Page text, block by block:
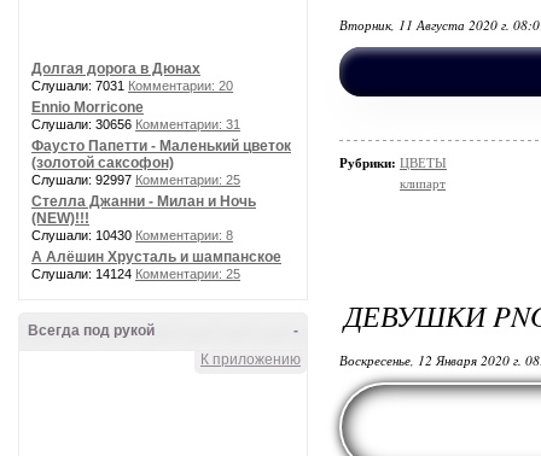
Долгая дорога в Дюнах
Слушали: 7031 Комментарии: 20
Ennio Morricone
Слушали: 30656 Комментарии: 31
Фаусто Папетти - Маленький цветок
(золотой саксофон)
Слушали: 92997 Комментарии: 25
Стелла Джанни - Милан и Ночь
(NEW)!!!
Слушали: 10430 Комментарии: 8
А Алёшин Хрусталь и шампанское
Слушали: 14124 Комментарии: 25
-
Всегда под рукой
К приложению
Вторник, 11 Августа 2020 г.
Рубрики: ЦВЕТЫ
клипарт
ДЕВУШКИ
Воскресенье, 12 Января 2020 г.